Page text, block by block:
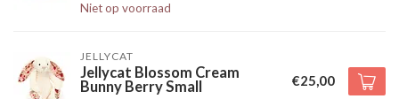
Niet op voorraad
JELLYCAT
Jellycat Blossom Cream
Bunny Berry Small
€25,00